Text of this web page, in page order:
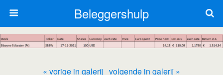
Beleggershulp
« vorige in galerij volgende in galerij »